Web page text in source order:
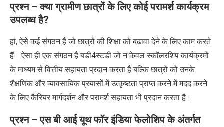
प्रश्न – क्या ग्रामीण छात्रों के लिए कोई परामर्श कार्यक्रम
उपलब्ध है?
हां, ऐसे कई संगठन हैं जो छात्रों की शिक्षा को बढ़ावा देने के लिए काम करते
हैं। ऐसा ही एक संगठन है बडी4स्टडी जो न केवल स्कॉलरशिप कार्यक्रमों
के माध्यम से वित्तीय सहायता प्रदान करता है बल्कि छात्रों को उनके
शैक्षणिक और व्यावसायिक प्रयासों में उत्कृष्टता प्राप्त करने में मदद करने
के लिए कैरियर मार्गदर्शन और परामर्श सहायता भी प्रदान करता है।
प्रश्न – एस बी आई यूथ फॉर इंडिया फेलोशिप के अंतर्गत